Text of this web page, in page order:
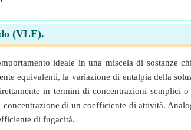
(VLE).
ideale in una miscela di sostanze
equivalenti, la variazione di entalpia della
in termini di concentrazioni semplici
di un coefficiente di attività.
di fugacità.